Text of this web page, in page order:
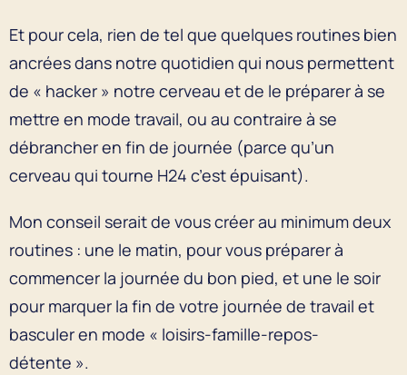
Et pour cela, rien de tel que quelques routines bien
ancrées dans notre quotidien qui nous permettent
de « hacker » notre cerveau et de le préparer à se
mettre en mode travail, ou au contraire à se
débrancher en fin de journée (parce qu’un
cerveau qui tourne H24 c’est épuisant).
Mon conseil serait de vous créer au minimum deux
routines : une le matin, pour vous préparer à
commencer la journée du bon pied, et une le soir
pour marquer la fin de votre journée de travail et
basculer en mode « loisirs-famille-repos-
détente ».